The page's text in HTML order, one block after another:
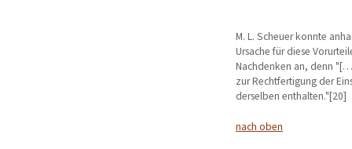
M. L. Scheuer konnte
Ursache für diese
Nachdenken an, denn
zur Rechtfertigung der
derselben enthalten."[20]
nach oben